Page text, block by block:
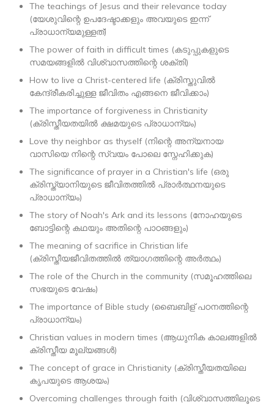
The teachings of Jesus and their relevance today
(യേശുവിന്റെ ഉപദേഷ്ടാക്കളും അവയുടെ ഇന്ന്
പ്രാധാന്യമുള്ളത്)
The power of faith in difficult times (കടുപ്പുകളുടെ
സമയങ്ങളിൽ വിശ്വാസത്തിന്റെ ശക്തി)
How to live a Christ-centered life (ക്രിസ്തുവിൽ
കേന്ദ്രീകരിച്ചുള്ള ജീവിതം എങ്ങനെ ജീവിക്കാം)
The importance of forgiveness in Christianity
(ക്രിസ്തീയതയിൽ ക്ഷമയുടെ പ്രാധാന്യം)
Love thy neighbor as thyself (നിന്റെ അന്യനായ
വാസിയെ നിന്റെ സ്വയം പോലെ സ്നേഹിക്കുക)
The significance of prayer in a Christian's life (ഒരു
ക്രിസ്ത്യാനിയുടെ ജീവിതത്തിൽ പ്രാർത്ഥനയുടെ
പ്രാധാന്യം)
The story of Noah's Ark and its lessons (നോഹയുടെ
ബോട്ടിന്റെ കഥയും അതിന്റെ പാഠങ്ങളും)
The meaning of sacrifice in Christian life
(ക്രിസ്തീയജീവിതത്തിൽ ത്യാഗത്തിന്റെ അർത്ഥം)
The role of the Church in the community (സമൂഹത്തിലെ
സഭയുടെ വേഷം)
The importance of Bible study (ബൈബിള് പഠനത്തിന്റെ
പ്രാധാന്യം)
Christian values in modern times (ആധുനിക കാലങ്ങളിൽ
ക്രിസ്തീയ മൂല്യങ്ങൾ)
The concept of grace in Christianity (ക്രിസ്തീയതയിലെ
കൃപയുടെ ആശയം)
Overcoming challenges through faith (വിശ്വാസത്തിലൂടെ